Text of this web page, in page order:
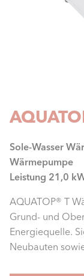
Sole-Wasser
Wärmepumpe
Leistung 21,0
AQUATOP® T
Grund- und
Energiequelle.
Neubauten